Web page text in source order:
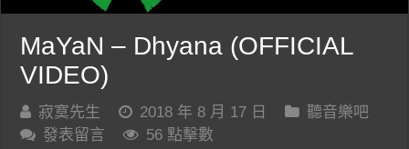
MaYaN – Dhyana (OFFICIAL
VIDEO)
寂寞先生 2018 年 8 月 17 日
聽音樂吧
發表留言
56 點擊數